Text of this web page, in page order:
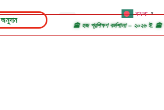
অনুদান
🕋 হজ প্রশিক্ষণ কর্মশালা – ২০২৬ ঈ. 🕋 📢
বাংলা ▼